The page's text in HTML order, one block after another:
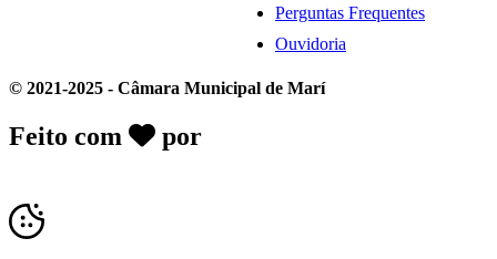
Perguntas Frequentes
Ouvidoria
© 2021-2025 - Câmara Municipal de Marí
Feito com por